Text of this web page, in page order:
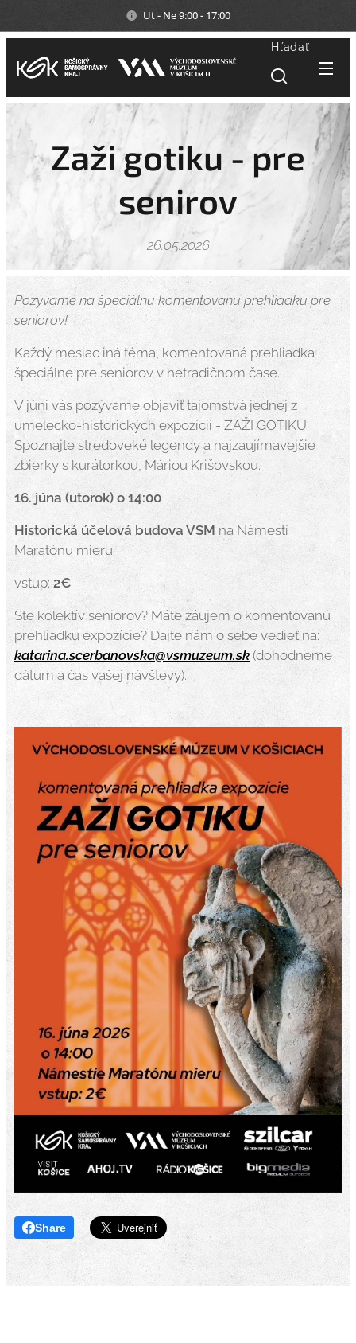
Ut - Ne 9:00 - 17:00
Hľadať
Zaži gotiku - pre
senirov
26.05.2026
Pozývame na špeciálnu komentovanú prehliadku pre
seniorov!
Každý mesiac iná téma, komentovaná prehliadka
špeciálne pre seniorov v netradičnom čase.
V júni vás pozývame objaviť tajomstvá jednej z
umelecko-historických expozícií - ZAŽI GOTIKU.
Spoznajte stredoveké legendy a najzaujímavejšie
zbierky s kurátorkou, Máriou Krišovskou.
16. júna (utorok) o 14:00
Historická účelová budova VSM na Námestí
Maratónu mieru
vstup:2€
Ste kolektív seniorov? Máte záujem o komentovanú
prehliadku expozície? Dajte nám o sebe vedieť na:
katarina.scerbanovska@vsmuzeum.sk (dohodneme
dátum a čas vašej návštevy).
Share